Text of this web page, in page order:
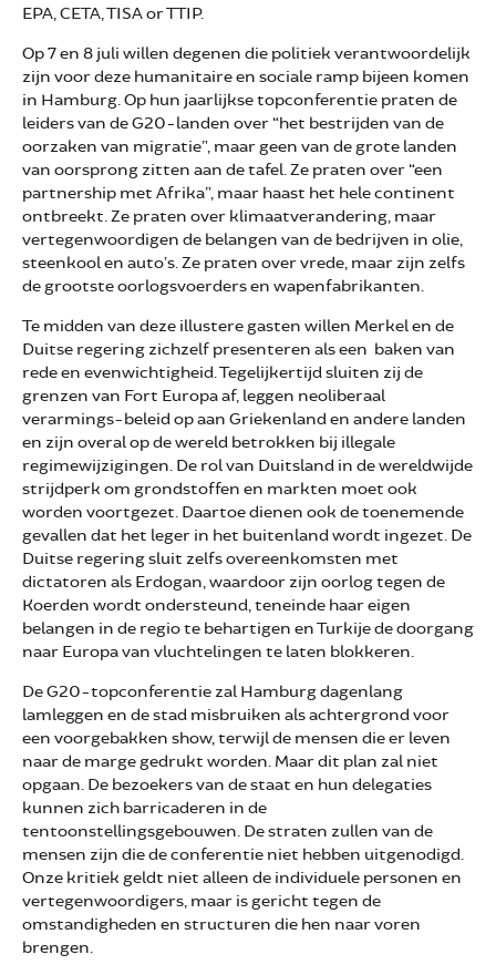
EPA, CETA, TISA or TTIP.
Op 7 en 8 juli willen degenen die politiek verantwoordelijk
zijn voor deze humanitaire en sociale ramp bijeen komen
in Hamburg. Op hun jaarlijkse topconferentie praten de
leiders van de G20-landen over “het bestrijden van de
oorzaken van migratie”, maar geen van de grote landen
van oorsprong zitten aan de tafel. Ze praten over “een
partnership met Afrika”, maar haast het hele continent
ontbreekt. Ze praten over klimaatverandering, maar
vertegenwoordigen de belangen van de bedrijven in olie,
steenkool en auto’s. Ze praten over vrede, maar zijn zelfs
de grootste oorlogsvoerders en wapenfabrikanten.
Te midden van deze illustere gasten willen Merkel en de
Duitse regering zichzelf presenteren als een baken van
rede en evenwichtigheid. Tegelijkertijd sluiten zij de
grenzen van Fort Europa af, leggen neoliberaal
verarmings-beleid op aan Griekenland en andere landen
en zijn overal op de wereld betrokken bij illegale
regimewijzigingen. De rol van Duitsland in de wereldwijde
strijdperk om grondstoffen en markten moet ook
worden voortgezet. Daartoe dienen ook de toenemende
gevallen dat het leger in het buitenland wordt ingezet. De
Duitse regering sluit zelfs overeenkomsten met
dictatoren als Erdogan, waardoor zijn oorlog tegen de
Koerden wordt ondersteund, teneinde haar eigen
belangen in de regio te behartigen en Turkije de doorgang
naar Europa van vluchtelingen te laten blokkeren.
De G20-topconferentie zal Hamburg dagenlang
lamleggen en de stad misbruiken als achtergrond voor
een voorgebakken show, terwijl de mensen die er leven
naar de marge gedrukt worden. Maar dit plan zal niet
opgaan. De bezoekers van de staat en hun delegaties
kunnen zich barricaderen in de
tentoonstellingsgebouwen. De straten zullen van de
mensen zijn die de conferentie niet hebben uitgenodigd.
Onze kritiek geldt niet alleen de individuele personen en
vertegenwoordigers, maar is gericht tegen de
omstandigheden en structuren die hen naar voren
brengen.